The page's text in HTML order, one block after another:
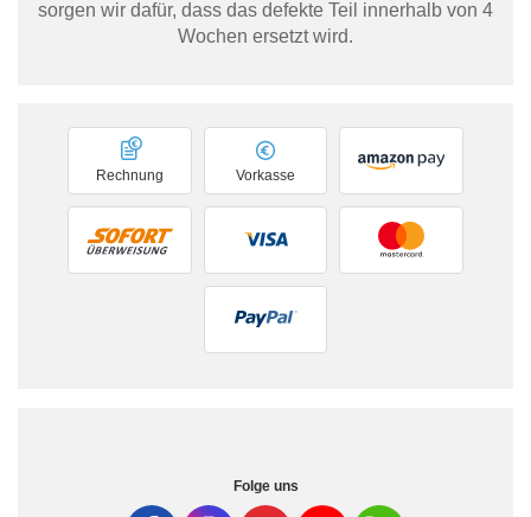
sorgen wir dafür, dass das defekte Teil innerhalb von 4
Wochen ersetzt wird.
Vorkasse
Rechnung
Folge uns